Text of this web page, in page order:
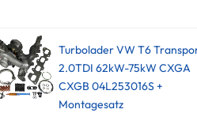
Turbolader VW T6
2.0TDI 62kW-75kW CXGA
CXGB 04L253016S +
Montagesatz